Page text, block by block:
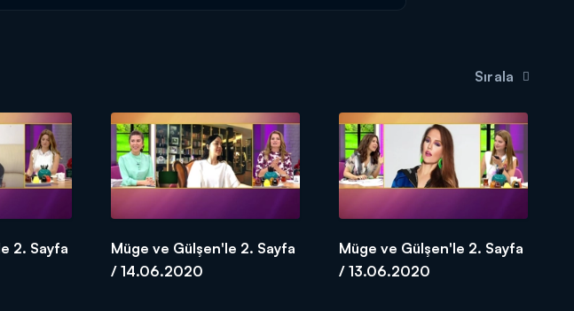
Sırala
2. Sayfa
Müge ve Gülşen'le 2. Sayfa
/ 14.06.2020
Müge ve Gülşen'le 2. Sayfa
/ 13.06.2020